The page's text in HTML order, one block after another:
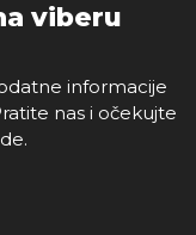
viberu
informacije
nas i očekujte